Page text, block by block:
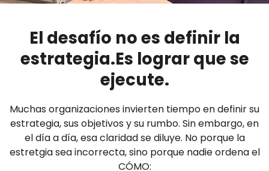
El desafío no es definir la
estrategia.Es lograr que se
ejecute.
Muchas organizaciones invierten tiempo en definir su
estrategia, sus objetivos y su rumbo. Sin embargo, en
el día a día, esa claridad se diluye. No porque la
estretgia sea incorrecta, sino porque nadie ordena el
CÓMO: